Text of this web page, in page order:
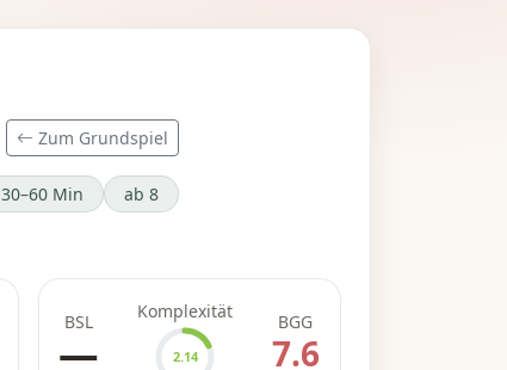
Zum Grundspiel
30–60 Min
ab 8
BSL
—
Komplexität
2.14
BGG
7.6